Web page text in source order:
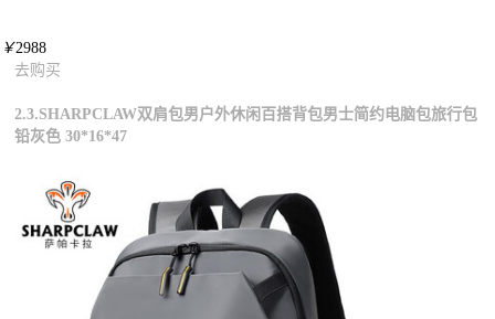
￥2988
去购买
2.3.SHARPCLAW双肩包男户外休闲百搭背包男士简约电脑包旅行包
铅灰色 30*16*47